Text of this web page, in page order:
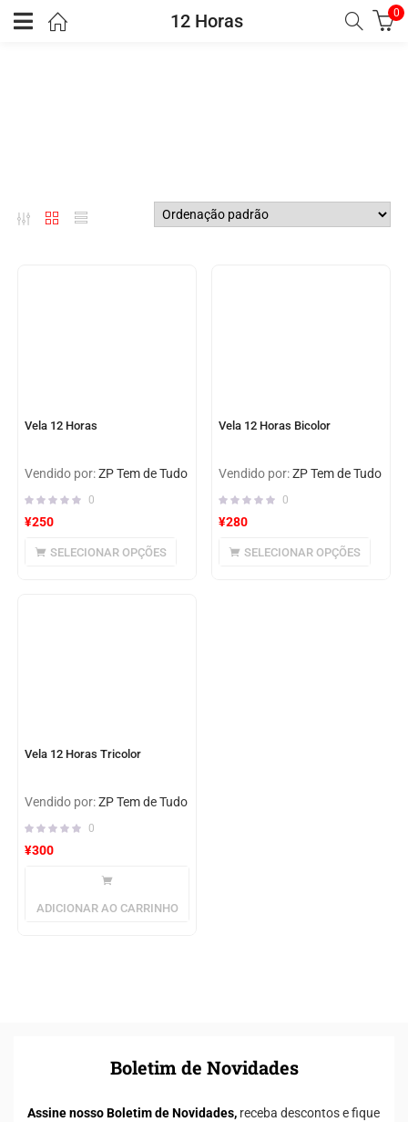
12 Horas 0
Vela 12 Horas
Vendido por:ZP Tem de Tudo
0
¥250
SELECIONAR OPÇÕES
Vela 12 Horas Bicolor
Vendido por:ZP Tem de Tudo
0
¥280
SELECIONAR OPÇÕES
Vela 12 Horas Tricolor
Vendido por:ZP Tem de Tudo
0
¥300
ADICIONAR AO CARRINHO
Boletim de Novidades
Assine nosso Boletim de Novidades, receba descontos e fique